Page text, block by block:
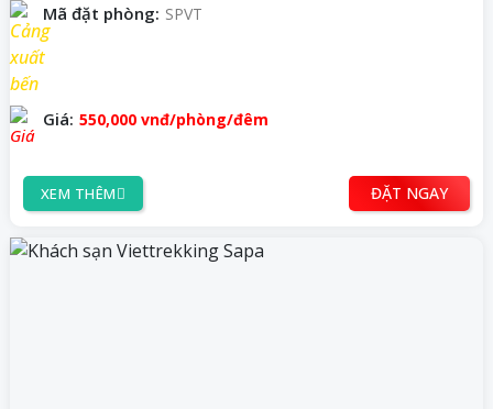
Mã đặt phòng: SPVT
Giá: 550,000 vnđ/phòng/đêm
XEM THÊM ĐẶT NGAY